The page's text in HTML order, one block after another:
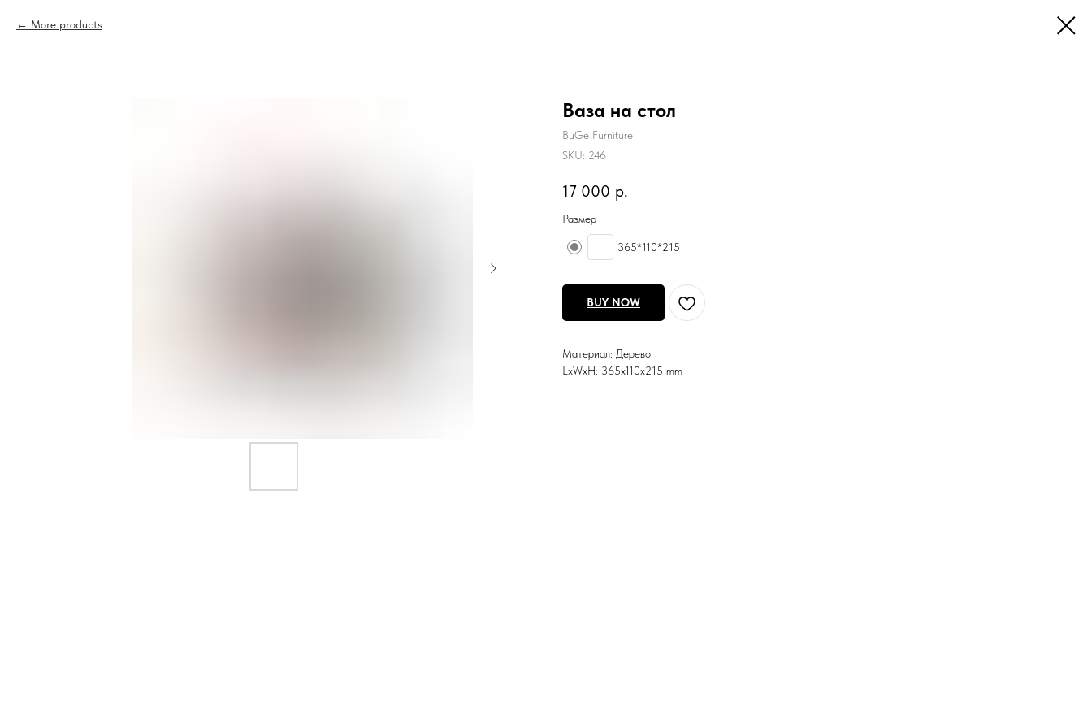
More products
Ваза на стол
BuGe Furniture
SKU: 246
17 000 р.
Размер
365*110*215
BUY NOW
Материал: Дерево
LxWxH: 365x110x215 mm